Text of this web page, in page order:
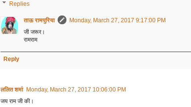
Replies
ताऊ रामपुरिया
Monday, March 27, 2017 9:17:00 PM
जी जरूर।
रामराम
Reply
ललित शर्मा Monday, March 27, 2017 10:06:00 PM
जय राम जी की।